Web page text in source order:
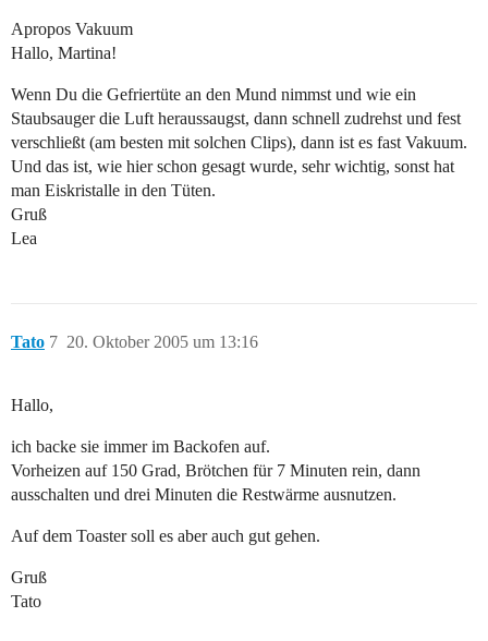
Apropos Vakuum
Hallo, Martina!
Wenn Du die Gefriertüte an den Mund nimmst und wie ein
Staubsauger die Luft heraussaugst, dann schnell zudrehst und fest
verschließt (am besten mit solchen Clips), dann ist es fast Vakuum.
Und das ist, wie hier schon gesagt wurde, sehr wichtig, sonst hat
man Eiskristalle in den Tüten.
Gruß
Lea
Tato 20. Oktober 2005 um 13:16
7
Hallo,
ich backe sie immer im Backofen auf.
Vorheizen auf 150 Grad, Brötchen für 7 Minuten rein, dann
ausschalten und drei Minuten die Restwärme ausnutzen.
Auf dem Toaster soll es aber auch gut gehen.
Gruß
Tato